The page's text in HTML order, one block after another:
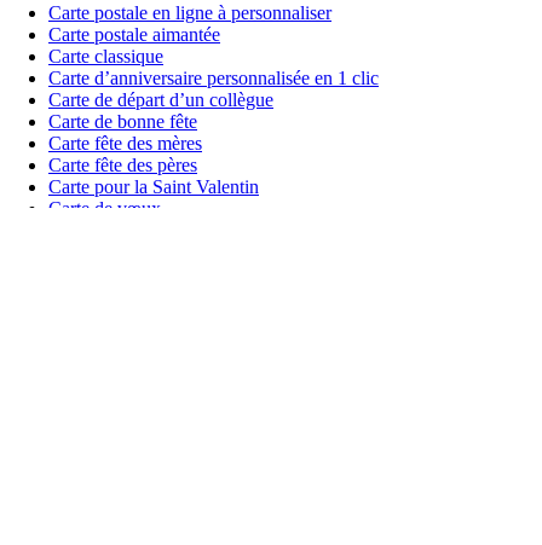
Carte postale en ligne à personnaliser
Carte postale aimantée
Carte classique
Carte d’anniversaire personnalisée en 1 clic
Carte de départ d’un collègue
Carte de bonne fête
Carte fête des mères
Carte fête des pères
Carte pour la Saint Valentin
Carte de vœux